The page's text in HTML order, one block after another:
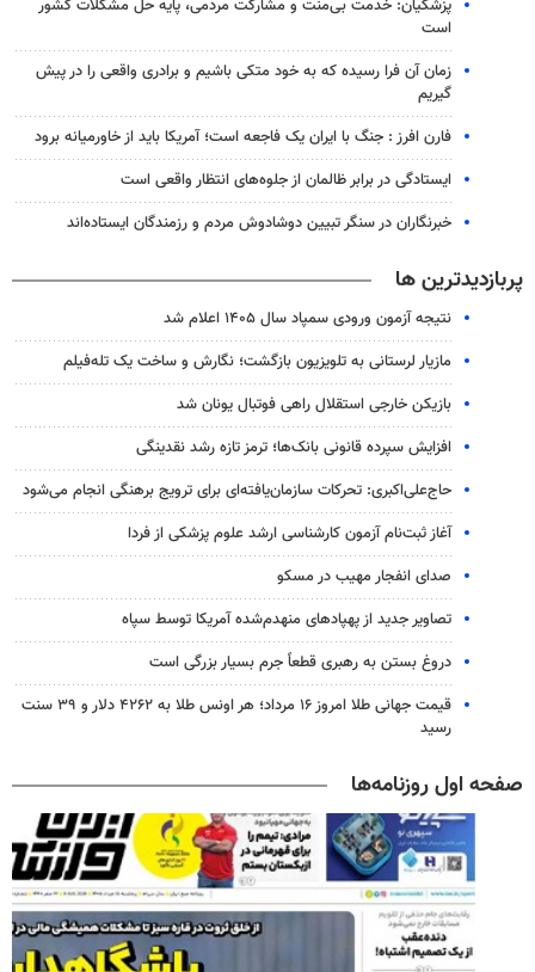
پزشکیان: خدمت بی‌منت و مشارکت مردمی، پایه حل مشکلات کشور
است
زمان آن فرا رسیده که به خود متکی باشیم و برادری واقعی را در پیش
گیریم
فارن افرز : جنگ با ایران یک فاجعه است؛ آمریکا باید از خاورمیانه برود
ایستادگی در برابر ظالمان از جلوه‌های انتظار واقعی است
خبرنگاران در سنگر تبیین دوشادوش مردم و رزمندگان ایستاده‌اند
پربازدیدترین ها
نتیجه آزمون ورودی سمپاد سال ۱۴۰۵ اعلام شد
مازیار لرستانی به تلویزیون بازگشت؛ نگارش و ساخت یک تله‌فیلم
بازیکن خارجی استقلال راهی فوتبال یونان شد
افزایش سپرده قانونی بانک‌ها؛ ترمز تازه رشد نقدینگی
حاج‌علی‌اکبری: تحرکات سازمان‌یافته‌ای برای ترویج برهنگی انجام می‌شود
آغاز ثبت‌نام‌ آزمون کارشناسی ارشد علوم پزشکی از فردا
صدای انفجار مهیب در مسکو
تصاویر جدید از پهپادهای منهدم‌شده آمریکا توسط سپاه
دروغ بستن به رهبری قطعاً جرم بسیار بزرگی است
قیمت جهانی طلا امروز ۱۶ مرداد؛ هر اونس طلا به ۴۲۶۲ دلار و ۳۹ سنت
رسید
صفحه اول روزنامه‌ها